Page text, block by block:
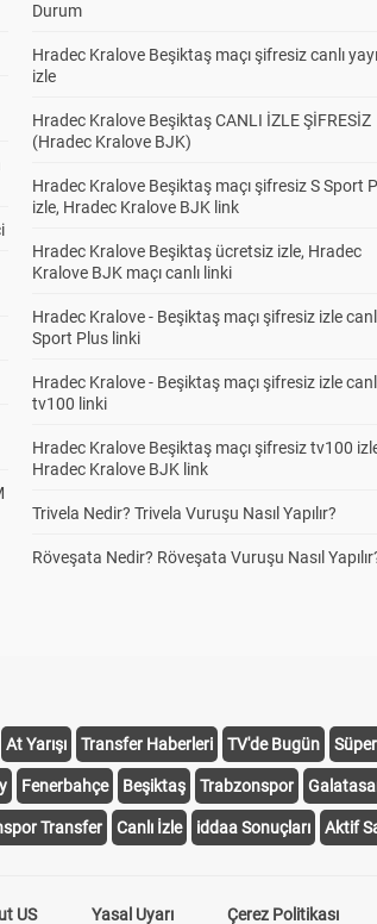
Durum
Hradec Kralove Beşiktaş maçı şifresiz canlı
izle
Hradec Kralove Beşiktaş CANLI İZLE ŞİFRESİZ
(Hradec Kralove BJK)
Hradec Kralove Beşiktaş maçı şifresiz S Sport
izle, Hradec Kralove BJK link
Hradec Kralove Beşiktaş ücretsiz izle, Hradec
Kralove BJK maçı canlı linki
Hradec Kralove - Beşiktaş maçı şifresiz izle
Sport Plus linki
Hradec Kralove - Beşiktaş maçı şifresiz izle
tv100 linki
Hradec Kralove Beşiktaş maçı şifresiz tv100
Hradec Kralove BJK link
Trivela Nedir? Trivela Vuruşu Nasıl Yapılır?
Röveşata Nedir? Röveşata Vuruşu Nasıl
At Yarışı Transfer Haberleri TV'de Bugün
Fenerbahçe Beşiktaş Trabzonspor
Transfer Canlı İzle iddaa Sonuçları Aktif
US Yasal Uyarı Çerez Politikası